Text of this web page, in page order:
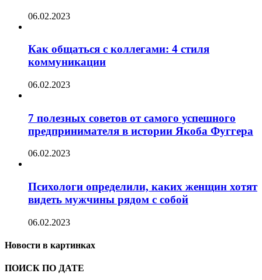
06.02.2023
Как общаться с коллегами: 4 стиля
коммуникации
06.02.2023
7 полезных советов от самого успешного
предпринимателя в истории Якоба Фуггера
06.02.2023
Психологи определили, каких женщин хотят
видеть мужчины рядом с собой
06.02.2023
Новости в картинках
ПОИСК ПО ДАТЕ